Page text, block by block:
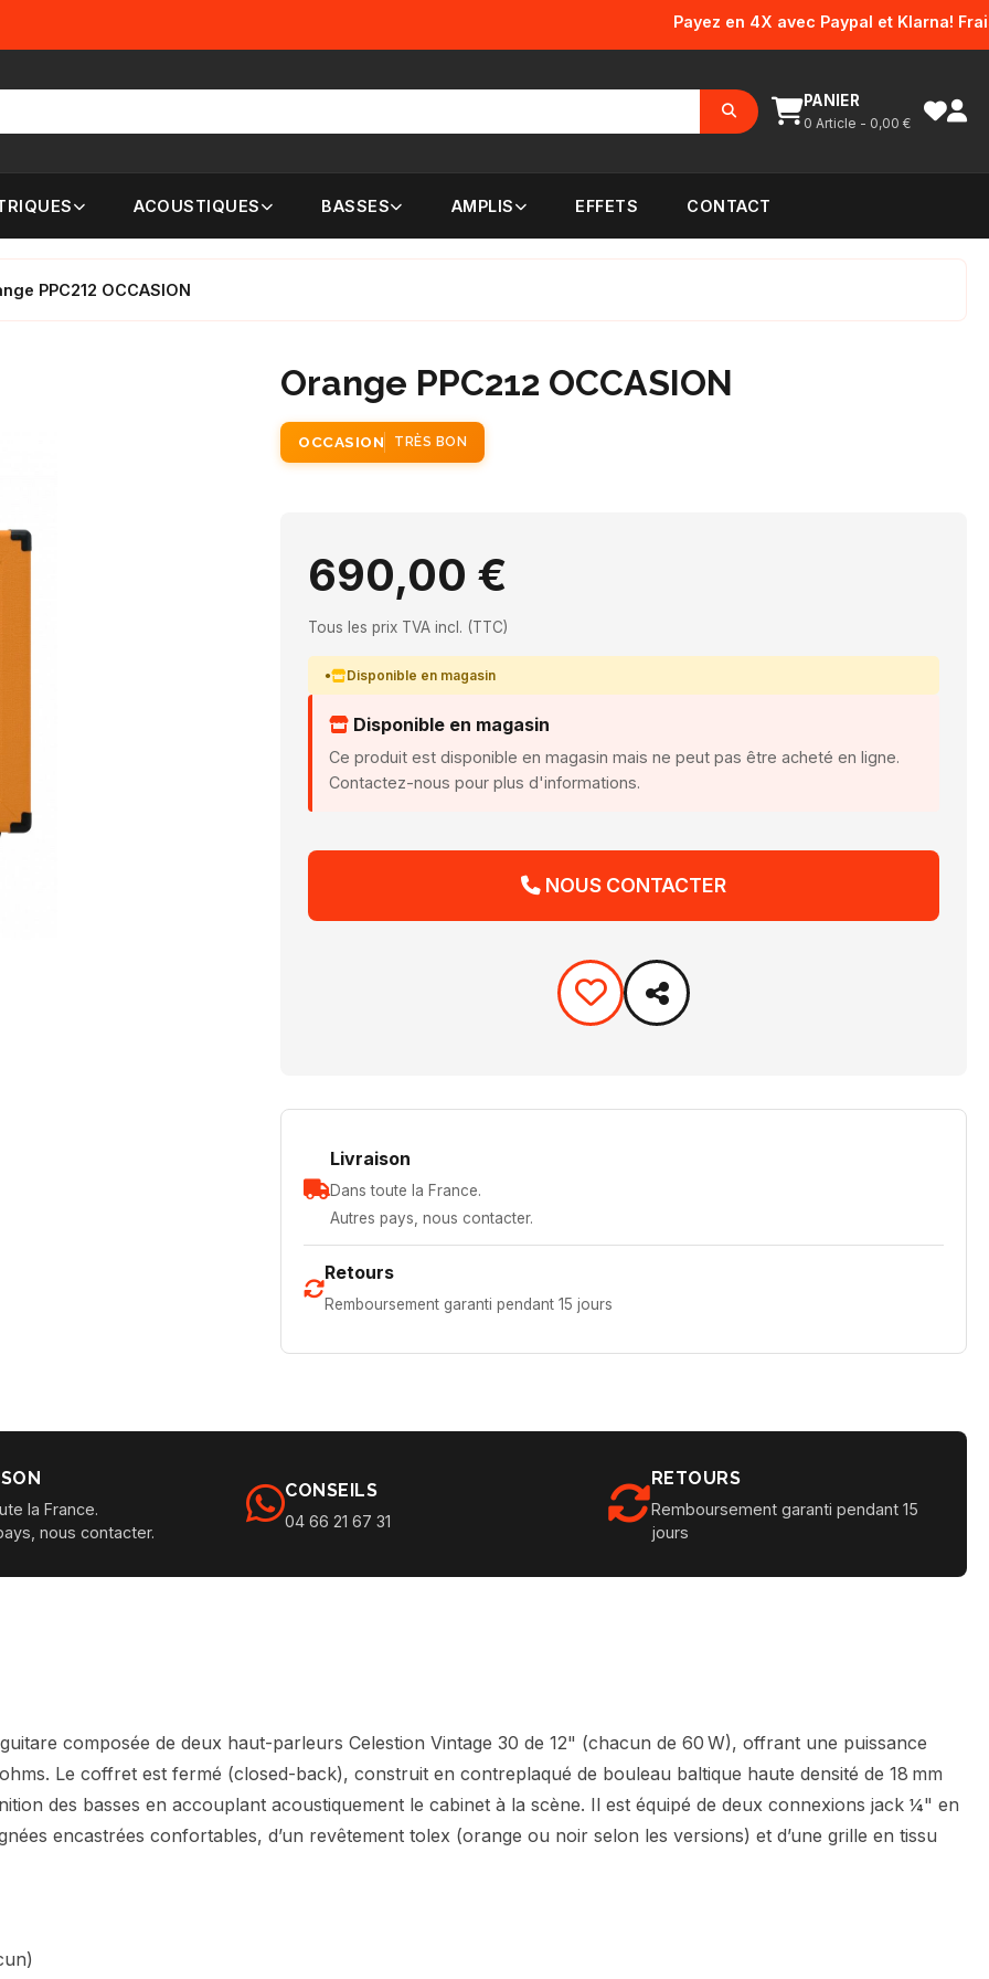
Payez en 4X avec Paypal et Klarna! Frais
PANIER
0 Article - 0,00 €
ACOUSTIQUES BASSES AMPLIS EFFETS CONTACT
PPC212 OCCASION
Orange PPC212 OCCASION
OCCASION TRÈS BON
690,00 €
Tous les prix TVA incl. (TTC)
Disponible en magasin
Disponible en magasin
Ce produit est disponible en magasin mais ne peut pas être acheté en ligne.
Contactez-nous pour plus d'informations.
NOUS CONTACTER
Livraison
Dans toute la France.
Autres pays, nous contacter.
Retours
Remboursement garanti pendant 15 jours
la France.
nous contacter.
CONSEILS
04 66 21 67 31
RETOURS
Remboursement garanti pendant 15
jours
composée de deux haut-parleurs Celestion Vintage 30 de 12" (chacun de 60 W), offrant une puissance
Le coffret est fermé (closed-back), construit en contreplaqué de bouleau baltique haute densité de 18 mm
des basses en accouplant acoustiquement le cabinet à la scène. Il est équipé de deux connexions jack ¼" en
encastrées confortables, d’un revêtement tolex (orange ou noir selon les versions) et d’une grille en tissu